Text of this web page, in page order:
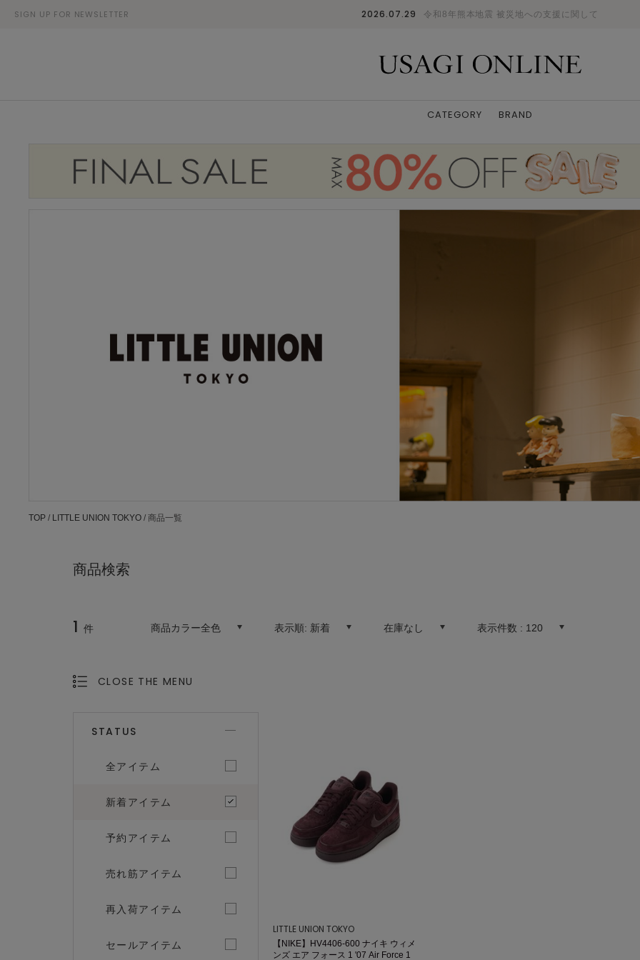
SIGN UP FOR NEWSLETTER 2026.07.29 令和8年熊本地震 被災地への支援に関して
CATEGORY BRAND
TOP / LITTLE UNION TOKYO / 商品一覧
商品検索
1 件 商品カラー全色 表示順: 新着 在庫なし 表示件数 : 120
CLOSE THE MENU
STATUS
全アイテム
新着アイテム
予約アイテム
売れ筋アイテム
再入荷アイテム
セールアイテム
LITTLE UNION TOKYO
【NIKE】HV4406-600 ナイキ ウィメ
ンズ エア フォース 1 '07 Air Force 1